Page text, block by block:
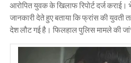
आरोपित युवक के खिलाफ रिपोर्ट दर्ज
जानकारी देते हुए बताया कि फ्रांस की युवती
देश लौट गई है। फिलहाल पुलिस मामले की